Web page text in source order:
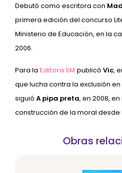
Debutó como escritora con
primera edición del concurso
Ministerio de Educación, en la
2006.
Para la Editora SM publicó Vic,
que lucha contra la exclusión
siguió A pipa preta, en 2008,
construcción de la moral desde
Obras